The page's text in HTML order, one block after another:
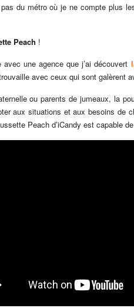
du métro où je ne compte plus
Peach !
avec une agence que j’ai découvert
avec ceux qui sont galèrent
ou parents de jumeaux, la
aux situations et aux besoins de
Peach d’iCandy est capable